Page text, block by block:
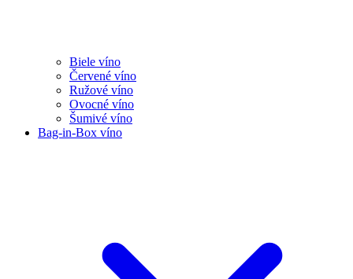
Biele víno
Červené víno
Ružové víno
Ovocné víno
Šumivé víno
Bag-in-Box víno